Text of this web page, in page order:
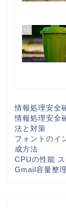
10
情報処理安全
情報処理安全
法と対策
フォントのイ
成方法
CPUの性能
Gmail容量整